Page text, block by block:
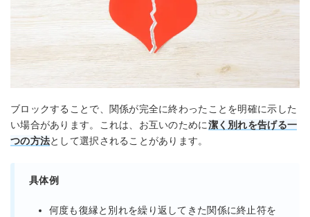
ブロックすることで、関係が完全に終わったことを明確に示した
い場合があります。これは、お互いのために潔く別れを告げる一
つの方法として選択されることがあります。
具体例
何度も復縁と別れを繰り返してきた関係に終止符を